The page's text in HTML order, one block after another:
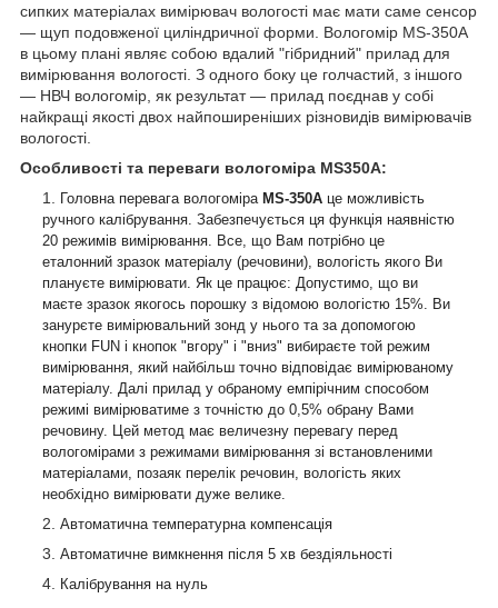
сипких матеріалах вимірювач вологості має мати саме сенсор
— щуп подовженої циліндричної форми. Вологомір MS-350A
в цьому плані являє собою вдалий "гібридний" прилад для
вимірювання вологості. З одного боку це голчастий, з іншого
— НВЧ вологомір, як результат — прилад поєднав у собі
найкращі якості двох найпоширеніших різновидів вимірювачів
вологості.
Особливості та переваги вологоміра MS350A:
Головна перевага вологоміра MS-350A це можливість
ручного калібрування. Забезпечується ця функція наявністю
20 режимів вимірювання. Все, що Вам потрібно це
еталонний зразок матеріалу (речовини), вологість якого Ви
плануєте вимірювати. Як це працює: Допустимо, що ви
маєте зразок якогось порошку з відомою вологістю 15%. Ви
занурєте вимірювальний зонд у нього та за допомогою
кнопки FUN і кнопок "вгору" і "вниз" вибираєте той режим
вимірювання, який найбільш точно відповідає вимірюваному
матеріалу. Далі прилад у обраному емпірічним способом
режимі вимірюватиме з точністю до 0,5% обрану Вами
речовину. Цей метод має величезну перевагу перед
вологомірами з режимами вимірювання зі встановленими
матеріалами, позаяк перелік речовин, вологість яких
необхідно вимірювати дуже велике.
Автоматична температурна компенсація
Автоматичне вимкнення після 5 хв бездіяльності
Калібрування на нуль